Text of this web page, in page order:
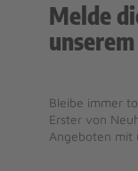
Melde
Bleibe immer
Erster von
Angeboten mit